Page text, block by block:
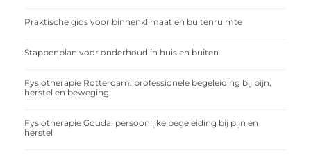
Praktische gids voor binnenklimaat en buitenruimte
Stappenplan voor onderhoud in huis en buiten
Fysiotherapie Rotterdam: professionele begeleiding bij pijn,
herstel en beweging
Fysiotherapie Gouda: persoonlijke begeleiding bij pijn en
herstel